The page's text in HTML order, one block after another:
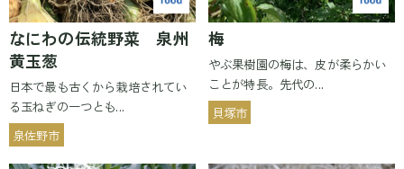
なにわの伝統野菜 泉州
黄玉葱
日本で最も古くから栽培されてい
る玉ねぎの一つとも...
泉佐野市
梅
やぶ果樹園の梅は、皮が柔らかい
ことが特長。先代の...
貝塚市